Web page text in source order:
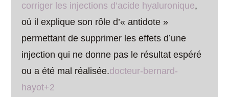
corriger les injections d’acide hyaluronique,
où il explique son rôle d’« antidote »
permettant de supprimer les effets d’une
injection qui ne donne pas le résultat espéré
ou a été mal réalisée.docteur-bernard-
hayot+2